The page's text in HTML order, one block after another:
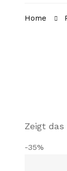
Home
Zeigt das
-35%